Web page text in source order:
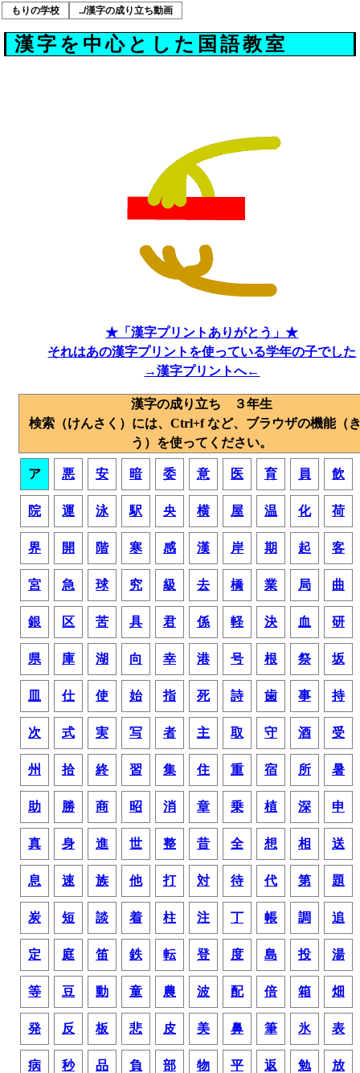
もりの学校 ../漢字の成り立ち動画
漢字を中心とした国語教室
★「漢字プリントありがとう」★
それはあの漢字プリントを使っている学年の子でした
→漢字プリントへ←
漢字の成り立ち ３年生
検索（けんさく）には、Ctrl+f など、ブラウザの機能（
う）を使ってください。
ア 悪 安 暗 委 意 医 育 員 飲
院 運 泳 駅 央 横 屋 温 化 荷
界 開 階 寒 感 漢 岸 期 起 客
宮 急 球 究 級 去 橋 業 局 曲
銀 区 苦 具 君 係 軽 決 血 研
県 庫 湖 向 幸 港 号 根 祭 坂
皿 仕 使 始 指 死 詩 歯 事 持
次 式 実 写 者 主 取 守 酒 受
州 拾 終 習 集 住 重 宿 所 暑
助 勝 商 昭 消 章 乗 植 深 申
真 身 進 世 整 昔 全 想 相 送
息 速 族 他 打 対 待 代 第 題
炭 短 談 着 柱 注 丁 帳 調 追
定 庭 笛 鉄 転 登 度 島 投 湯
等 豆 動 童 農 波 配 倍 箱 畑
発 反 板 悲 皮 美 鼻 筆 氷 表
病 秒 品 負 部 物 平 返 勉 放